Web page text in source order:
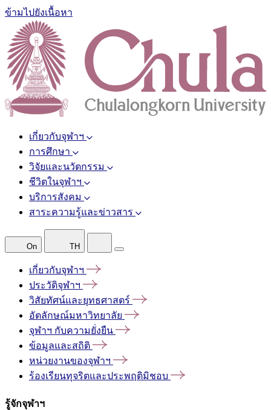
ข้ามไปยังเนื้อหา
เกี่ยวกับจุฬาฯ
การศึกษา
วิจัยและนวัตกรรม
ชีวิตในจุฬาฯ
บริการสังคม
สาระความรู้และข่าวสาร
On TH
เกี่ยวกับจุฬาฯ
ประวัติจุฬาฯ
วิสัยทัศน์และยุทธศาสตร์
อัตลักษณ์มหาวิทยาลัย
จุฬาฯ กับความยั่งยืน
ข้อมูลและสถิติ
หน่วยงานของจุฬาฯ
ร้องเรียนทุจริตและประพฤติมิชอบ
รู้จักจุฬาฯ